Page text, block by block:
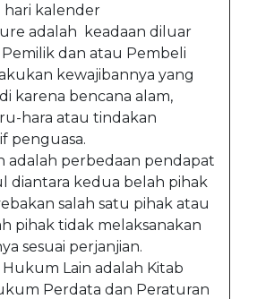
hari kalender
adalah keadaan diluar
Pemilik dan atau Pembeli
kewajibannya yang
karena bencana alam,
hara atau tindakan
penguasa.
adalah perbedaan pendapat
diantara kedua belah pihak
salah satu pihak atau
pihak tidak melaksanakan
sesuai perjanjian.
Lain adalah Kitab
Perdata dan Peraturan